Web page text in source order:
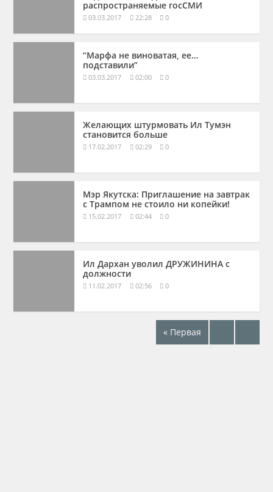
распространяемые госСМИ
03.03.2017 22:28 0
“Марфа не виноватая, ее…
подставили”
03.03.2017 02:00 0
Желающих штурмовать Ил Тумэн
становится больше
17.02.2017 02:29 0
Мэр Якутска: Приглашение на завтрак
с Трампом не стоило ни копейки!
15.02.2017 02:44 0
Ил Дархан уволил ДРУЖИНИНА с
должности
11.02.2017 02:56 0
« Первая